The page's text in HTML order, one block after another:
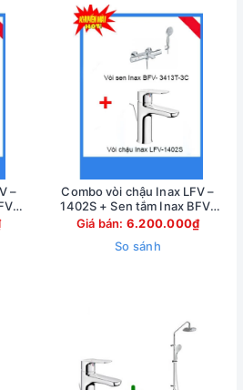
này sở hữu thiết kế tinh tế, nhã
đáo, tinh tế cho không gian sử
sở hữu những ưu điểm vượt trội
–
Combo vòi chậu Inax LFV –
1402S + Sen tắm Inax BFV-
3413T-3C
Giá bán: 6.200.000₫
So sánh